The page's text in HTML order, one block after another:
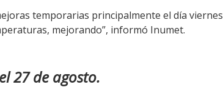
temporarias principalmente el día viernes
mejorando”, informó Inumet.
27 de agosto.